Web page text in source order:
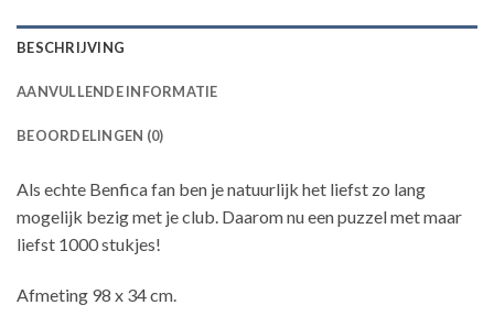
BESCHRIJVING
AANVULLENDE INFORMATIE
BEOORDELINGEN (0)
Als echte Benfica fan ben je natuurlijk het liefst zo lang
mogelijk bezig met je club. Daarom nu een puzzel met maar
liefst 1000 stukjes!
Afmeting 98 x 34 cm.